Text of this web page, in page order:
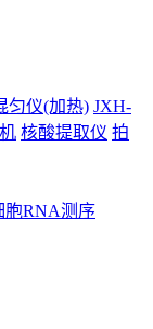
匀仪(加热) JXH-
核酸提取仪 拍
胞RNA测序